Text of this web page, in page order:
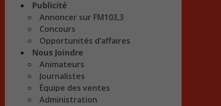
Publicité
Annoncer sur FM103,3
Concours
Opportunités d’affaires
Nous Joindre
Animateurs
Journalistes
Équipe des ventes
Administration